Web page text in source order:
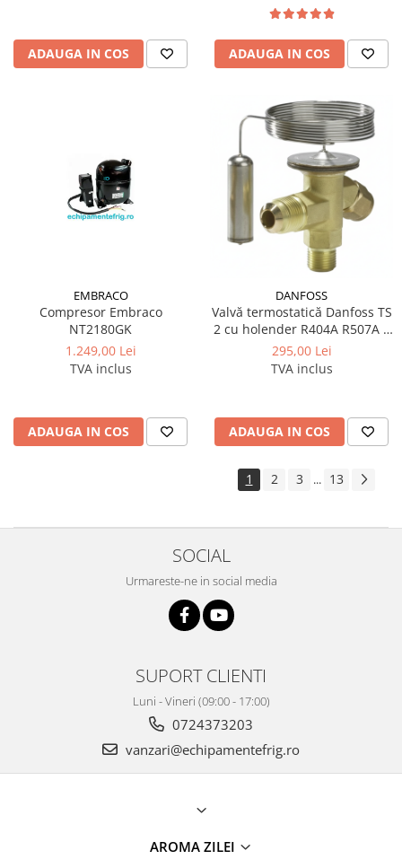
ADAUGA IN COS ADAUGA IN COS
EMBRACO
Compresor Embraco
NT2180GK
1.249,00 Lei
TVA inclus
ADAUGA IN COS
DANFOSS
Valvă termostatică Danfoss TS
2 cu holender R404A R507A |
068Z3400
295,00 Lei
TVA inclus
ADAUGA IN COS
1 2 3 ... 13
SOCIAL
Urmareste-ne in social media
SUPORT CLIENTI
Luni - Vineri (09:00 - 17:00)
0724373203
vanzari@echipamentefrig.ro
AROMA ZILEI